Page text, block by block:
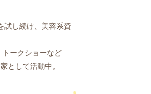
試し続け、美容系資
ークショーなど
として活動中。